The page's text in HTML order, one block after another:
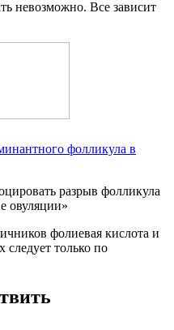
невозможно. Все зависит
фолликула в
разрыв фолликула
овуляции»
фолиевая кислота и
только по